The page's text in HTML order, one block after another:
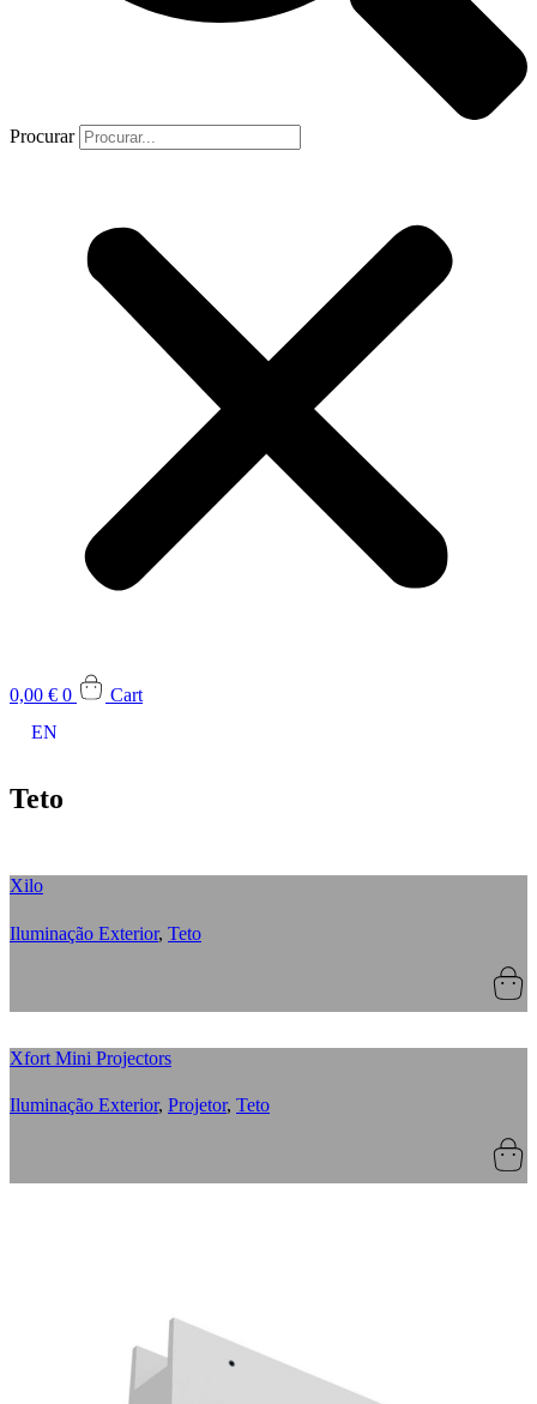
Procurar
0,00 € 0
Cart
EN
Teto
Xilo
Iluminação Exterior, Teto
Xfort Mini Projectors
Iluminação Exterior, Projetor, Teto